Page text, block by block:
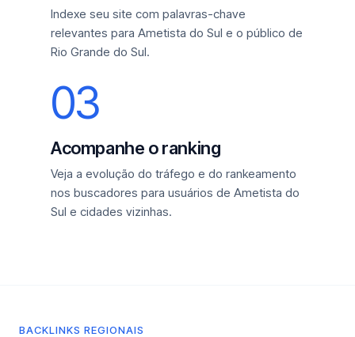
Indexe seu site com palavras-chave
relevantes para Ametista do Sul e o público de
Rio Grande do Sul.
03
Acompanhe o ranking
Veja a evolução do tráfego e do rankeamento
nos buscadores para usuários de Ametista do
Sul e cidades vizinhas.
BACKLINKS REGIONAIS